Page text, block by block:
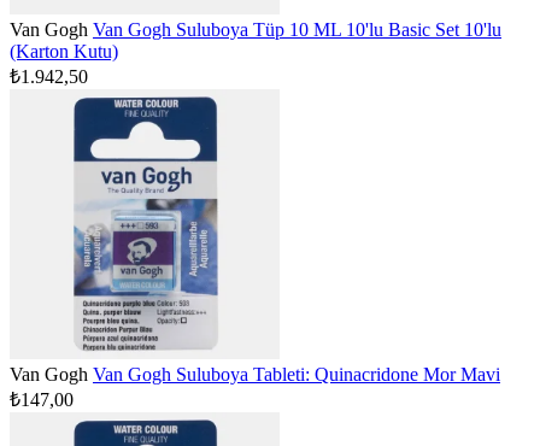
Van Gogh Van Gogh Suluboya Tüp 10 ML 10'lu Basic Set 10'lu
(Karton Kutu)
₺1.942,50
Van Gogh Van Gogh Suluboya Tableti: Quinacridone Mor Mavi
₺147,00